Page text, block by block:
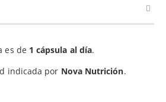
es de 1 cápsula al día.
indicada por Nova Nutrición.